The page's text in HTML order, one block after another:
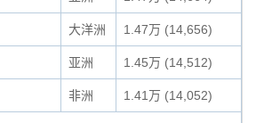
大洋洲 1.47万 (14,656)
亚洲 1.45万 (14,512)
非洲 1.41万 (14,052)